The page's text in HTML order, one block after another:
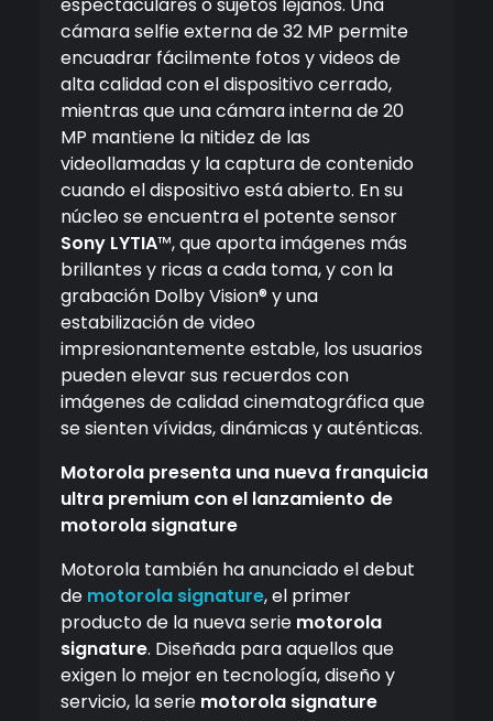
espectaculares o sujetos lejanos. Una
cámara selfie externa de 32 MP permite
encuadrar fácilmente fotos y videos de
alta calidad con el dispositivo cerrado,
mientras que una cámara interna de 20
MP mantiene la nitidez de las
videollamadas y la captura de contenido
cuando el dispositivo está abierto. En su
núcleo se encuentra el potente sensor
Sony LYTIA™, que aporta imágenes más
brillantes y ricas a cada toma, y con la
grabación Dolby Vision® y una
estabilización de video
impresionantemente estable, los usuarios
pueden elevar sus recuerdos con
imágenes de calidad cinematográfica que
se sienten vívidas, dinámicas y auténticas.
Motorola presenta una nueva franquicia
ultra premium con el lanzamiento de
motorola signature
Motorola también ha anunciado el debut
de motorola signature, el primer
producto de la nueva serie motorola
signature. Diseñada para aquellos que
exigen lo mejor en tecnología, diseño y
servicio, la serie motorola signature